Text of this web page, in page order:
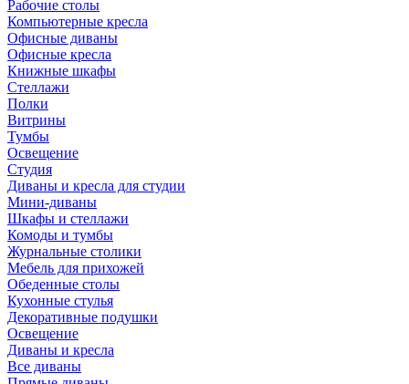
Рабочие столы
Компьютерные кресла
Офисные диваны
Офисные кресла
Книжные шкафы
Стеллажи
Полки
Витрины
Тумбы
Освещение
Студия
Диваны и кресла для студии
Мини-диваны
Шкафы и стеллажи
Комоды и тумбы
Журнальные столики
Мебель для прихожей
Обеденные столы
Кухонные стулья
Декоративные подушки
Освещение
Диваны и кресла
Все диваны